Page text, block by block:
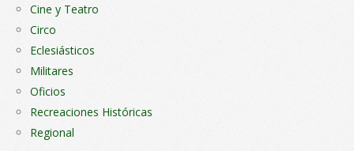
Cine y Teatro
Circo
Eclesiásticos
Militares
Oficios
Recreaciones Históricas
Regional